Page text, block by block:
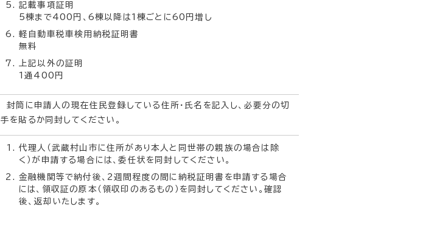
記載事項証明
5棟まで400円、6棟以降は1棟ごとに60円増し
軽自動車税車検用納税証明書
無料
上記以外の証明
1通400円
封筒に申請人の現在住民登録している住所・氏名を記入し、必要分の切
手を貼るか同封してください。
代理人（武蔵村山市に住所があり本人と同世帯の親族の場合は除
く）が申請する場合には、委任状を同封してください。
金融機関等で納付後、2週間程度の間に納税証明書を申請する場合
には、領収証の原本（領収印のあるもの）を同封してください。確認
後、返却いたします。